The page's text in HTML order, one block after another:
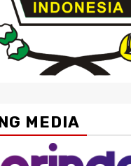
MEDIA